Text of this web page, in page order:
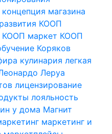
концепция магазина
КООП
КООП маркет КООП
Коряков
кулинария легкая
Леруа
лицензирование
лояльность
у дома Магнит
маркетинг и